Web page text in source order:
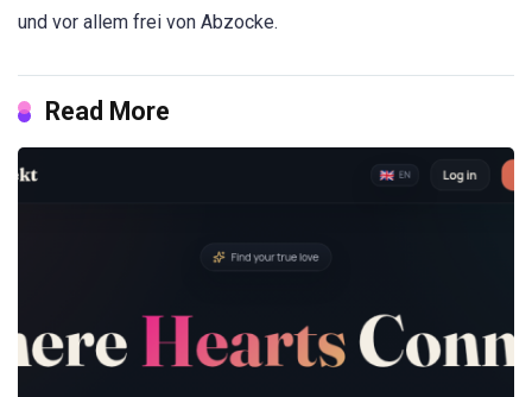
und vor allem frei von Abzocke.
Read More